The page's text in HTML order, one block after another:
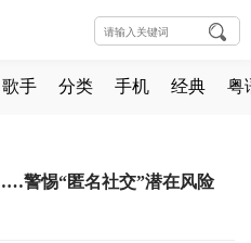
歌手 分类 手机 经典 粤
警惕“匿名社交”潜在风险